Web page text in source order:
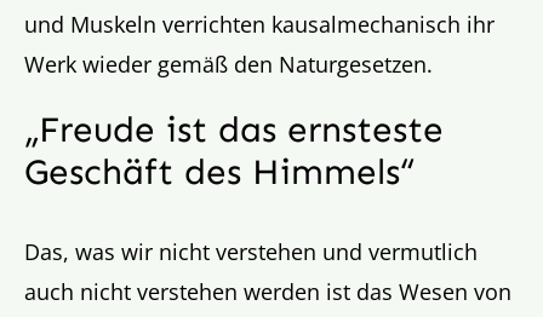
und Muskeln verrichten kausalmechanisch ihr
Werk wieder gemäß den Naturgesetzen.
„Freude ist das ernsteste
Geschäft des Himmels“
Das, was wir nicht verstehen und vermutlich
auch nicht verstehen werden ist das Wesen von